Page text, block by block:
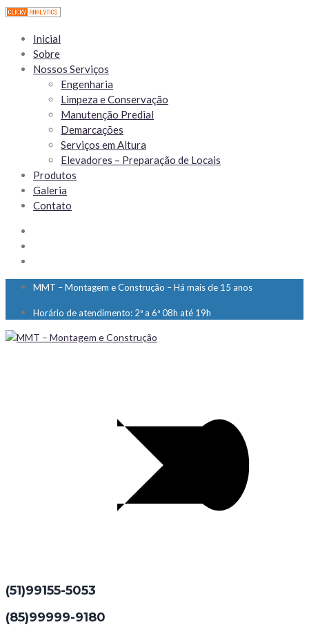
Inicial
Sobre
Nossos Serviços
Engenharia
Limpeza e Conservação
Manutenção Predial
Demarcações
Serviços em Altura
Elevadores – Preparação de Locais
Produtos
Galeria
Contato
MMT – Montagem e Construção – Há mais de 15 anos
Horário de atendimento: 2ª a 6ª 08h até 19h
(51)99155-5053
(85)99999-9180